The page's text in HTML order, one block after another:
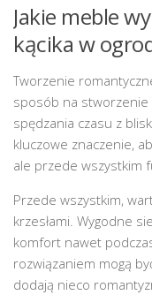
Jakie meble
kącika w
Tworzenie
sposób na
spędzania czasu z
kluczowe znaczenie,
ale przede wszystkim
Przede wszystkim,
krzesłami. Wygodne
komfort nawet
rozwiązaniem mogą
dodają nieco